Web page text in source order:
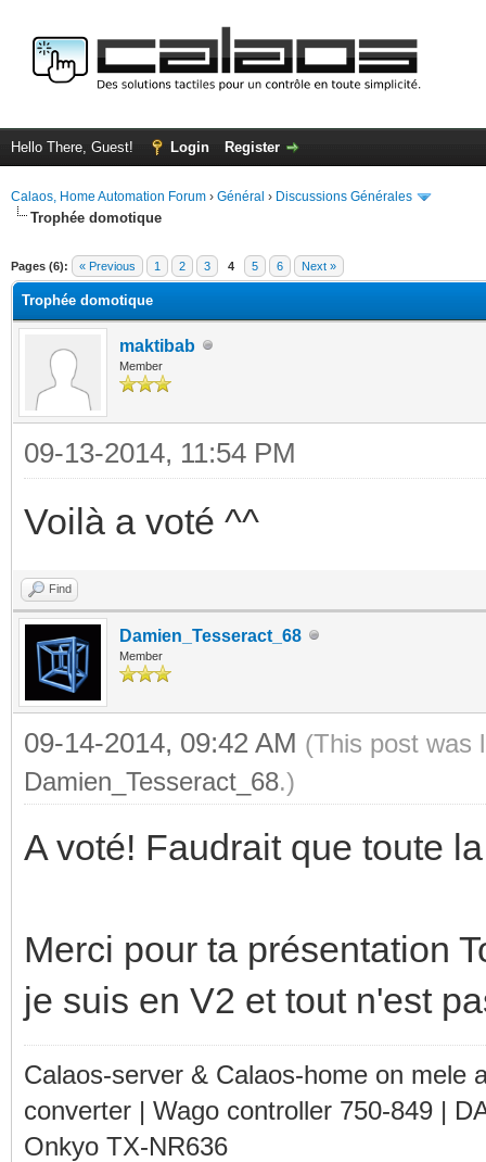
Hello There, Guest! Login Register
Calaos, Home Automation Forum › Général › Discussions Générales
Trophée domotique
Pages (6): « Previous 1 2 3 4 5 6 Next »
Trophée domotique
maktibab
Member
09-13-2014, 11:54 PM
Voilà a voté ^^
Find
Damien_Tesseract_68
Member
09-14-2014, 09:42 AM (This post was
Damien_Tesseract_68.)
A voté! Faudrait que toute
Merci pour ta présentation
je suis en V2 et tout n'est
Calaos-server & Calaos-home on mele
converter | Wago controller 750-849 |
Onkyo TX-NR636